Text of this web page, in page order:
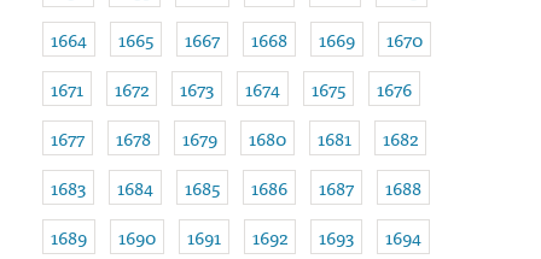
1664
1665 1667 1668 1669
1670
1671
1672 1673 1674 1675
1676
1677
1678 1679 1680 1681
1682
1683
1684 1685 1686 1687
1688
1689
1690 1691 1692 1693 1694